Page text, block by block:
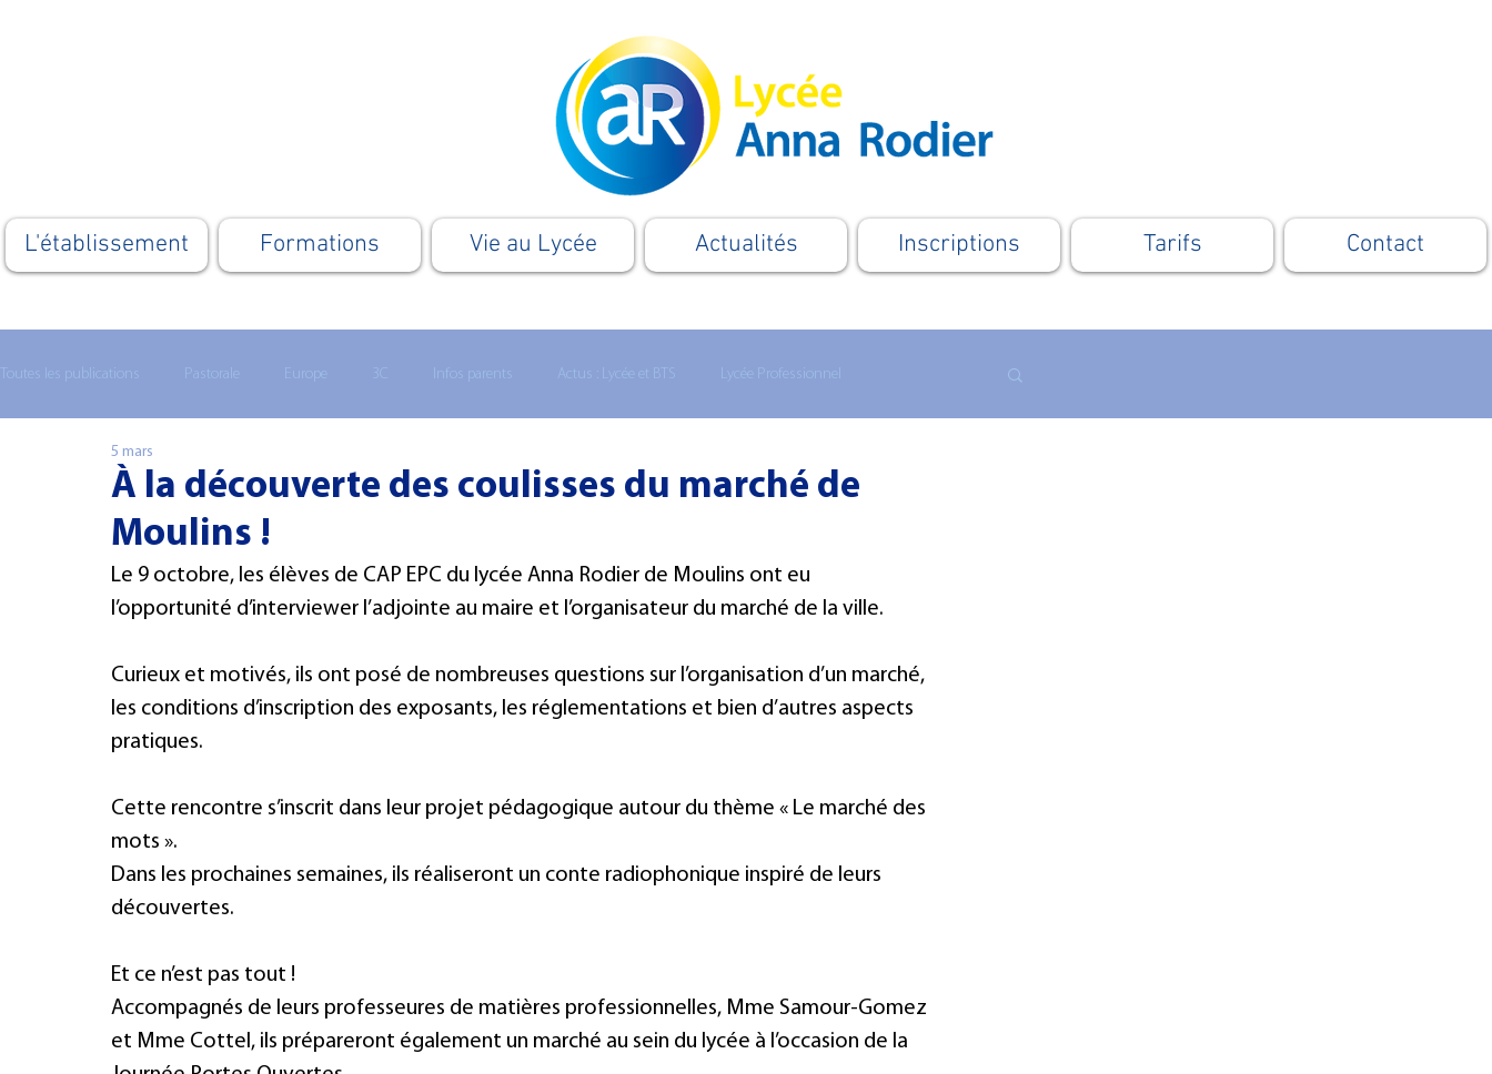
L'établissement Formations Vie au Lycée Actualités Inscriptions Tarifs Contact
Toutes les publications Pastorale Europe 3C Infos parents Actus : Lycée et BTS Lycée Professionnel
Lycée technologique
À la découverte des coulisses du marché de
Moulins !
5 mars
Le 9 octobre, les élèves de CAP EPC du lycée Anna Rodier de Moulins ont eu
l’opportunité d’interviewer l’adjointe au maire et l’organisateur du marché de la ville.
Curieux et motivés, ils ont posé de nombreuses questions sur l’organisation d’un marché,
les conditions d’inscription des exposants, les réglementations et bien d’autres aspects
pratiques.
Cette rencontre s’inscrit dans leur projet pédagogique autour du thème « Le marché des
mots ».
Dans les prochaines semaines, ils réaliseront un conte radiophonique inspiré de leurs
découvertes.
Et ce n’est pas tout !
Accompagnés de leurs professeures de matières professionnelles, Mme Samour-Gomez
et Mme Cottel, ils prépareront également un marché au sein du lycée à l’occasion de la